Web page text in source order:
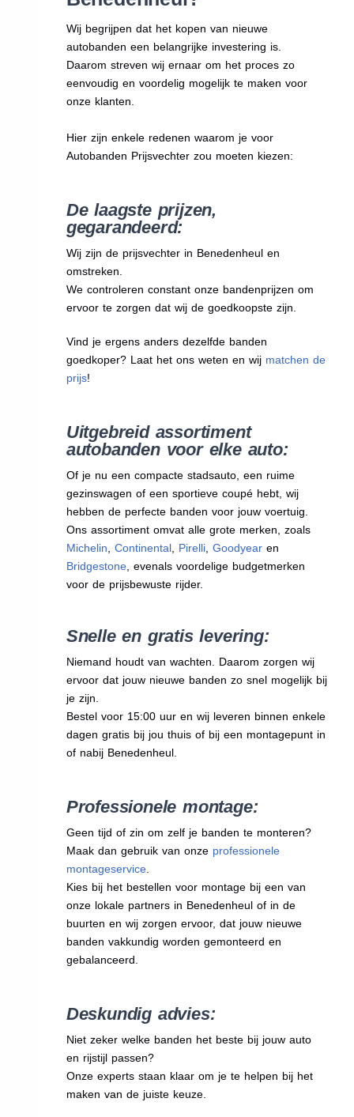
Wij begrijpen dat het kopen van nieuwe
autobanden een belangrijke investering is.
Daarom streven wij ernaar om het proces zo
eenvoudig en voordelig mogelijk te maken voor
onze klanten.
Hier zijn enkele redenen waarom je voor
Autobanden Prijsvechter zou moeten kiezen:
De laagste prijzen,
gegarandeerd:
Wij zijn de prijsvechter in Benedenheul en
omstreken.
We controleren constant onze bandenprijzen om
ervoor te zorgen dat wij de goedkoopste zijn.
Vind je ergens anders dezelfde banden
goedkoper? Laat het ons weten en wij matchen de
prijs!
Uitgebreid assortiment
autobanden voor elke auto:
Of je nu een compacte stadsauto, een ruime
gezinswagen of een sportieve coupé hebt, wij
hebben de perfecte banden voor jouw voertuig.
Ons assortiment omvat alle grote merken, zoals
Michelin, Continental, Pirelli, Goodyearen
Bridgestone, evenals voordelige budgetmerken
voor de prijsbewuste rijder.
Snelle en gratis levering:
Niemand houdt van wachten. Daarom zorgen wij
ervoor dat jouw nieuwe banden zo snel mogelijk bij
je zijn.
Bestel voor 15:00 uur en wij leveren binnen enkele
dagen gratis bij jou thuis of bij een montagepunt in
of nabij Benedenheul.
Professionele montage:
Geen tijd of zin om zelf je banden te monteren?
Maak dan gebruik van onze professionele
montageservice.
Kies bij het bestellen voor montage bij een van
onze lokale partners in Benedenheul of in de
buurten en wij zorgen ervoor, dat jouw nieuwe
banden vakkundig worden gemonteerd en
gebalanceerd.
Deskundig advies:
Niet zeker welke banden het beste bij jouw auto
en rijstijl passen?
Onze experts staan klaar om je te helpen bij het
maken van de juiste keuze.